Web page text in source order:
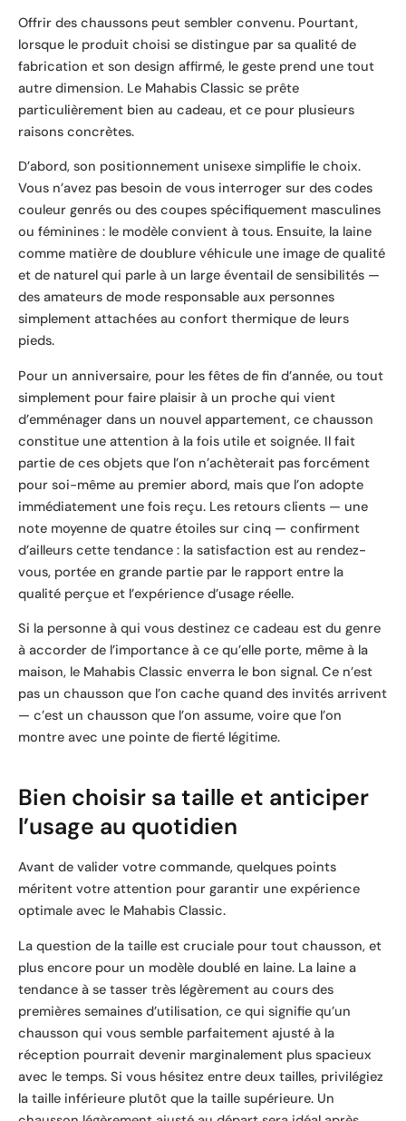
Offrir des chaussons peut sembler convenu. Pourtant,
lorsque le produit choisi se distingue par sa qualité de
fabrication et son design affirmé, le geste prend une tout
autre dimension. Le Mahabis Classic se prête
particulièrement bien au cadeau, et ce pour plusieurs
raisons concrètes.
D’abord, son positionnement unisexe simplifie le choix.
Vous n’avez pas besoin de vous interroger sur des codes
couleur genrés ou des coupes spécifiquement masculines
ou féminines : le modèle convient à tous. Ensuite, la laine
comme matière de doublure véhicule une image de qualité
et de naturel qui parle à un large éventail de sensibilités —
des amateurs de mode responsable aux personnes
simplement attachées au confort thermique de leurs
pieds.
Pour un anniversaire, pour les fêtes de fin d’année, ou tout
simplement pour faire plaisir à un proche qui vient
d’emménager dans un nouvel appartement, ce chausson
constitue une attention à la fois utile et soignée. Il fait
partie de ces objets que l’on n’achèterait pas forcément
pour soi-même au premier abord, mais que l’on adopte
immédiatement une fois reçu. Les retours clients — une
note moyenne de quatre étoiles sur cinq — confirment
d’ailleurs cette tendance : la satisfaction est au rendez-
vous, portée en grande partie par le rapport entre la
qualité perçue et l’expérience d’usage réelle.
Si la personne à qui vous destinez ce cadeau est du genre
à accorder de l’importance à ce qu’elle porte, même à la
maison, le Mahabis Classic enverra le bon signal. Ce n’est
pas un chausson que l’on cache quand des invités arrivent
— c’est un chausson que l’on assume, voire que l’on
montre avec une pointe de fierté légitime.
Bien choisir sa taille et anticiper
l’usage au quotidien
Avant de valider votre commande, quelques points
méritent votre attention pour garantir une expérience
optimale avec le Mahabis Classic.
La question de la taille est cruciale pour tout chausson, et
plus encore pour un modèle doublé en laine. La laine a
tendance à se tasser très légèrement au cours des
premières semaines d’utilisation, ce qui signifie qu’un
chausson qui vous semble parfaitement ajusté à la
réception pourrait devenir marginalement plus spacieux
avec le temps. Si vous hésitez entre deux tailles, privilégiez
la taille inférieure plutôt que la taille supérieure. Un